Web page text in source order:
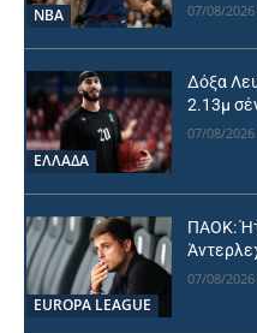
NBA 07/08/
ΕΛΛΑΔΑ
Δόξα
2.13μ
07/08/
EUROPA LEAGUE
ΠΑΟΚ:
07/08/